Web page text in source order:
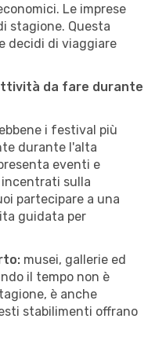
Le imprese
stagione. Questa
decidi di viaggiare
da fare durante
i festival più
durante l'alta
eventi e
incentrati sulla
partecipare a una
guidata per
musei, gallerie ed
il tempo non è
è anche
stabilimenti offrano